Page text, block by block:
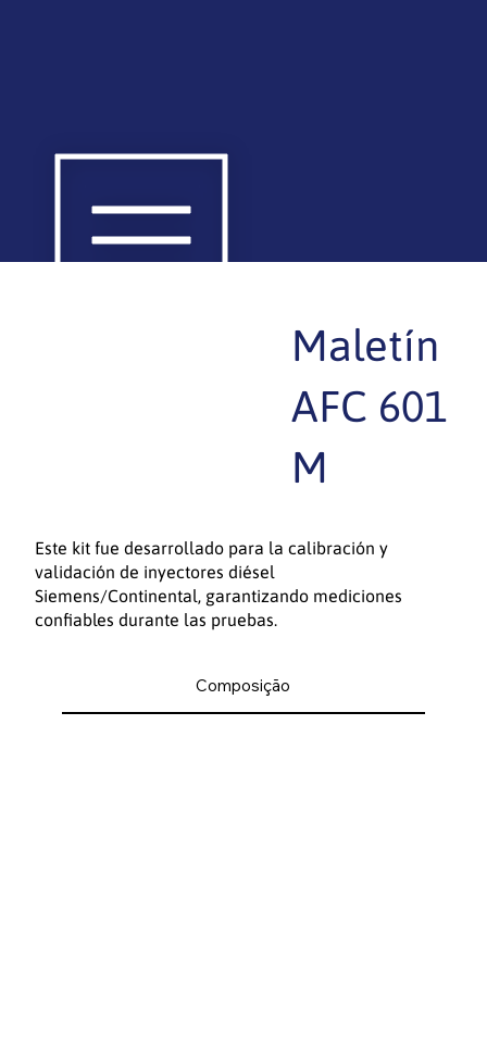
Maletín
AFC 601
M
Este kit fue desarrollado para la calibración y
validación de inyectores diésel
Siemens/Continental, garantizando mediciones
confiables durante las pruebas.
Composição